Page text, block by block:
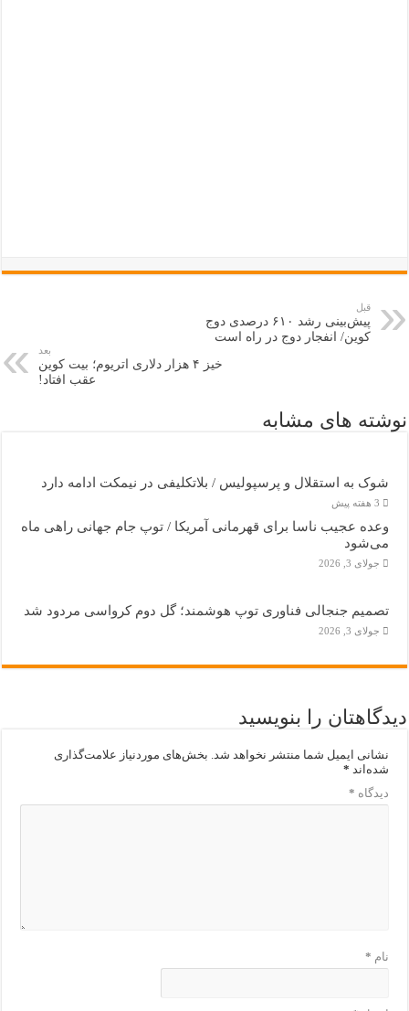
قبل
پیش‌بینی رشد ۶۱۰ درصدی دوج
‌کوین/ انفجار دوج در راه است
بعد
خیز ۴ هزار دلاری اتریوم؛ بیت کوین
عقب افتاد!
نوشته های مشابه
شوک به استقلال و پرسپولیس / بلاتکلیفی در نیمکت ادامه دارد
3 هفته پیش
وعده عجیب ناسا برای قهرمانی آمریکا / توپ جام جهانی راهی ماه
می‌شود
جولای 3, 2026
تصمیم جنجالی فناوری توپ هوشمند؛ گل دوم کرواسی مردود شد
جولای 3, 2026
دیدگاهتان را بنویسید
نشانی ایمیل شما منتشر نخواهد شد. بخش‌های موردنیاز علامت‌گذاری
شده‌اند *
دیدگاه *
نام *